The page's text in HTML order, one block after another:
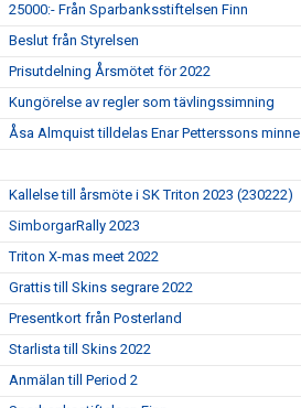
25000:- Från Sparbanksstiftelsen Finn
Beslut från Styrelsen
Prisutdelning Årsmötet för 2022
Kungörelse av regler som tävlingssimning
Åsa Almquist tilldelas Enar Petterssons minne
Kallelse till årsmöte i SK Triton 2023 (230222)
SimborgarRally 2023
Triton X-mas meet 2022
Grattis till Skins segrare 2022
Presentkort från Posterland
Starlista till Skins 2022
Anmälan till Period 2